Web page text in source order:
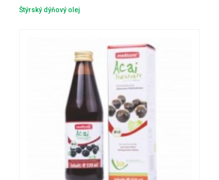
Štýrský dýňový olej